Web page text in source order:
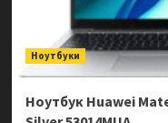
Ноутбуки
Ноутбук Huawei